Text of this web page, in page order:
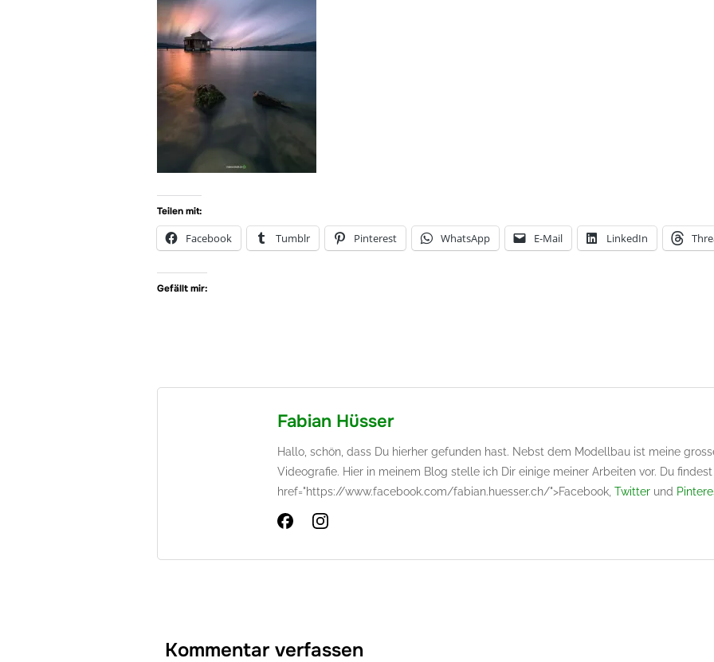
Teilen mit:
Facebook Tumblr Pinterest WhatsApp E-Mail LinkedIn
Gefällt mir:
Fabian Hüsser
Hallo, schön, dass Du hierher gefunden hast. Nebst dem Modellbau ist meine
Videografie. Hier in meinem Blog stelle ich Dir einige meiner Arbeiten vor. Du
href="https://www.facebook.com/fabian.huesser.ch/">Facebook, Twitter und
Kommentar verfassen